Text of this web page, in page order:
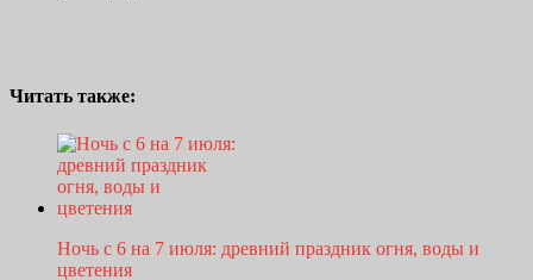
Читать также:
Ночь с 6 на 7 июля: древний праздник огня, воды и
цветения